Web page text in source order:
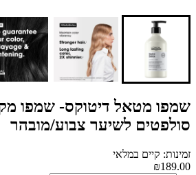
שמפו מטאל דיטוקס- שמפו
סולפטים לשיער צבוע/מובהר
זמינות: קיים במלאי
₪189.00